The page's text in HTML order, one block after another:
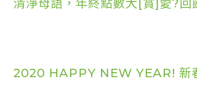
清淨母語，年終點數大[賞]愛?回
2020 HAPPY NEW YEAR! 新